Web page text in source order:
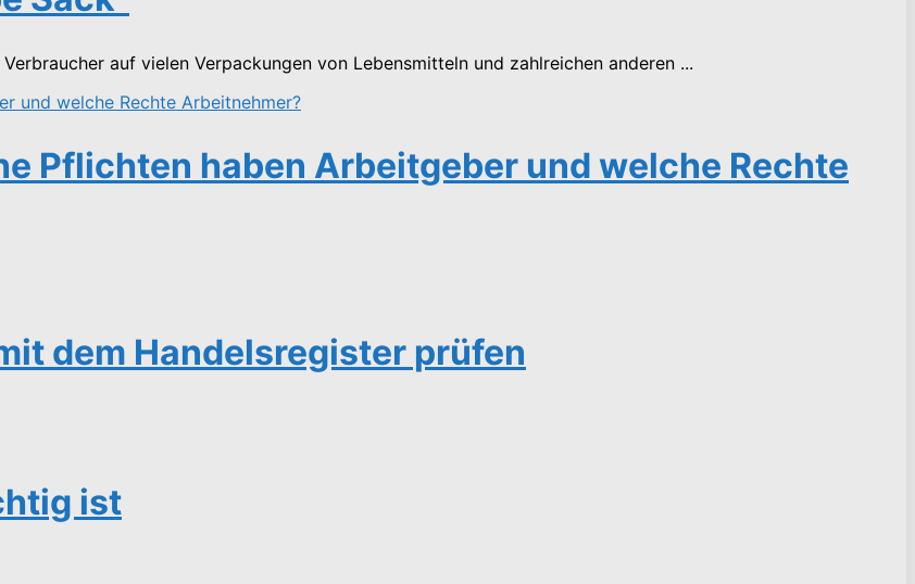
auf vielen Verpackungen von Lebensmitteln und zahlreichen anderen ...
Pflichten haben Arbeitgeber und welche Rechte
dem Handelsregister prüfen
ist